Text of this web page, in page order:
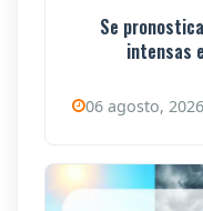
Se
intensas
06 agosto, 2026